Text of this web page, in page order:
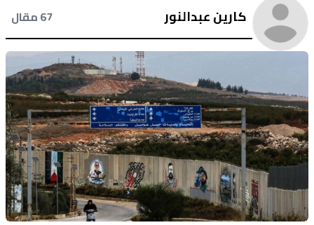
ثقافة ومجتمع
كارين عبدالنور 67 مقال